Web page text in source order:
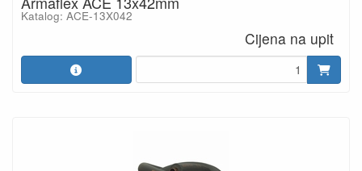
Katalog: ACE-13X042
Cijena na upit